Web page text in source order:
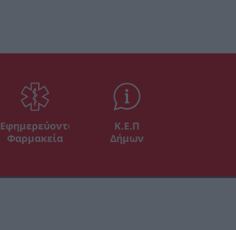
Εφημερεύοντα
Φαρμακεία
Κ.Ε.Π
Δήμων